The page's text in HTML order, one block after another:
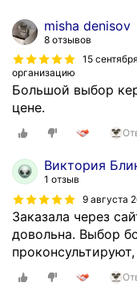
misha denisov
8 отзывов
15
организацию
Большой выбор
цене.
Виктория
1 отзыв
9 августа
Заказала через
довольна. Выбор